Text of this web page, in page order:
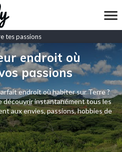
passions
endroit où
passions
endroit où habiter sur Terre ?
découvrir instantanément tous les
aux envies, passions, hobbies de